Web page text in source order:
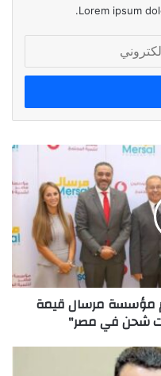
Lorem ipsum
مرسال قيمة
شحن في مصر"